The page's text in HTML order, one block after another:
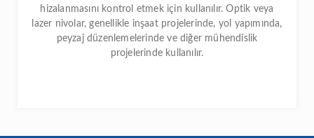
hizalanmasını kontrol etmek için kullanılır. Optik veya
lazer nivolar, genellikle inşaat projelerinde, yol yapımında,
peyzaj düzenlemelerinde ve diğer mühendislik
projelerinde kullanılır.